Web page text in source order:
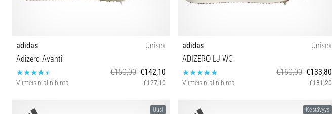
adidas
Unisex
Adizero Avanti
€150,00 €142,10
Viimeisin alin hinta €127,10
36⅔ 37⅓ 38⅔ 39⅓ 40 40⅔ 41⅓ 42 42⅔ 43⅓ 44
adidas
Unisex
ADIZERO LJ WC
€160,00 €133,80
Viimeisin alin hinta €131,20
36⅔ 37⅓ 38 38⅔ 39⅓ 40 40⅔ 41⅓ 42 42⅔ 43⅓
Uusi Kestävyys